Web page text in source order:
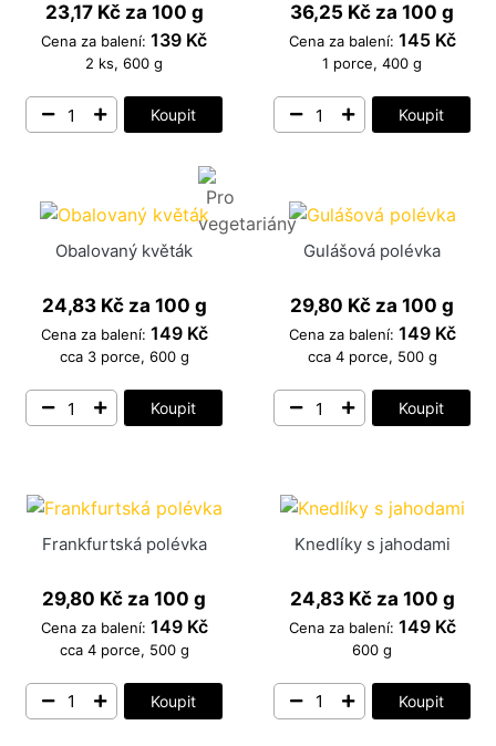
23,17 Kčza 100 g
Cena za balení: 139 Kč
2 ks, 600 g
Koupit
36,25 Kč za 100 g
Cena za balení: 145 Kč
1 porce, 400 g
Koupit
Obalovaný květák
24,83 Kčza 100 g
Cena za balení: 149 Kč
cca 3 porce, 600 g
Koupit
Gulášová polévka
29,80 Kč za 100 g
Cena za balení: 149 Kč
cca 4 porce, 500 g
Koupit
Frankfurtská polévka
29,80 Kč za 100 g
Cena za balení: 149 Kč
cca 4 porce, 500 g
Koupit
Knedlíky s jahodami
24,83 Kčza 100 g
Cena za balení: 149 Kč
600 g
Koupit